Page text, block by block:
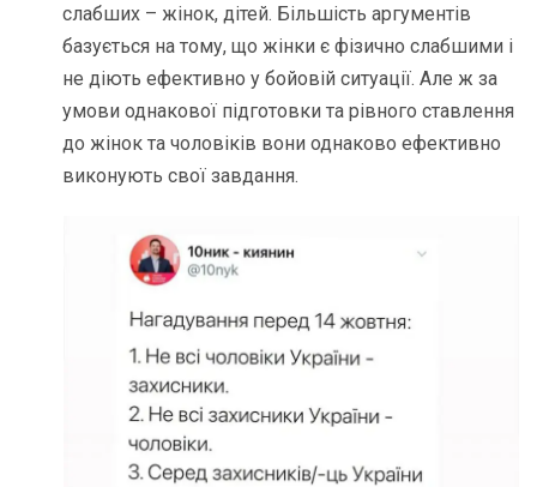
слабших – жінок, дітей. Більшість аргументів
базується на тому, що жінки є фізично слабшими і
не діють ефективно у бойовій ситуації. Але ж за
умови однакової підготовки та рівного ставлення
до жінок та чоловіків вони однаково ефективно
виконують свої завдання.